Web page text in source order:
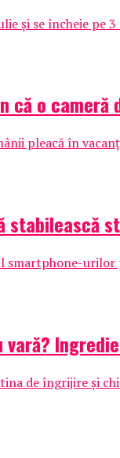
și se încheie pe
că o
pleacă în
smartphone-
de îngrijire și